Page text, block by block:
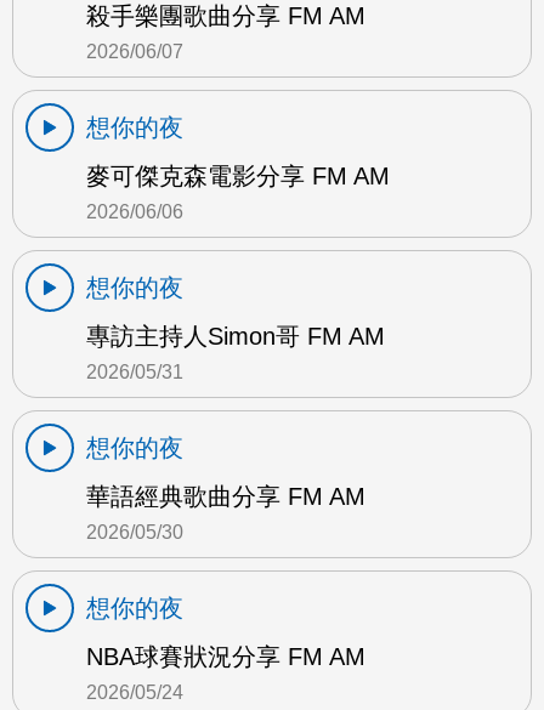
殺手樂團歌曲分享 FM AM
2026/06/07
想你的夜
麥可傑克森電影分享 FM AM
2026/06/06
想你的夜
專訪主持人Simon哥 FM AM
2026/05/31
想你的夜
華語經典歌曲分享 FM AM
2026/05/30
想你的夜
NBA球賽狀況分享 FM AM
2026/05/24